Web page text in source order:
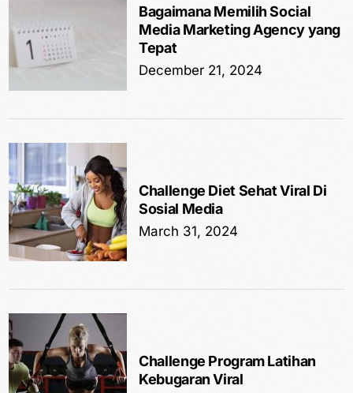
Bagaimana Memilih Social
Media Marketing Agency yang
Tepat
December 21, 2024
Challenge Diet Sehat Viral Di
Sosial Media
March 31, 2024
Challenge Program Latihan
Kebugaran Viral